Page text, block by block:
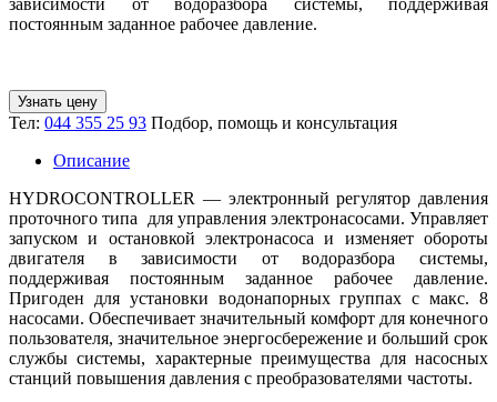
зависимости от водоразбора системы, поддерживая
постоянным заданное рабочее давление.
Узнать цену
Тел: 044 355 25 93 Подбор, помощь и консультация
Описание
HYDROCONTROLLER — электронный регулятор давления
проточного типа для управления электронасосами. Управляет
запуском и остановкой электронасоса и изменяет обороты
двигателя в зависимости от водоразбора системы,
поддерживая постоянным заданное рабочее давление.
Пригоден для установки водонапорных группах с макс. 8
насосами. Обеспечивает значительный комфорт для конечного
пользователя, значительное энергосбережение и больший срок
службы системы, характерные преимущества для насосных
станций повышения давления с преобразователями частоты.